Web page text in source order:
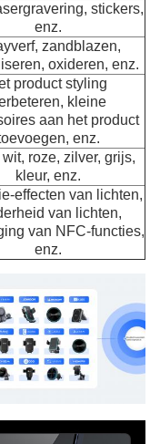
stickers,
enz.
zandblazen,
oxideren, enz.
product styling
kleine
aan het product
enz.
wit, roze, zilver, grijs,
kleur, enz.
effecten van lichten,
van lichten,
van NFC-functies,
enz.